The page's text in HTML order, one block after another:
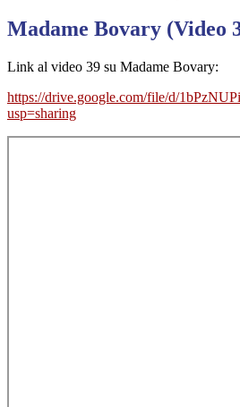
Madame Bovary (Video
Link al video 39 su Madame Bovary:
https://drive.google.com/file/d/
usp=sharing